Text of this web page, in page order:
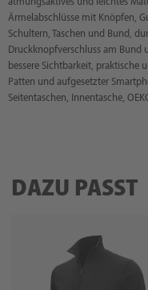
Ärmelabschlüsse mit Knöpfen,
Schultern, Taschen und Bund,
Druckknopfverschluss am Bund
bessere Sichtbarkeit, praktische
Patten und aufgesetzter
Seitentaschen, Innentasche,
DAZU PASST